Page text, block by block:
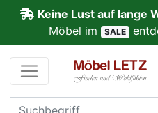
Keine Lust auf lange
Möbel im SALE
Kundenmeinungen
Anmelden